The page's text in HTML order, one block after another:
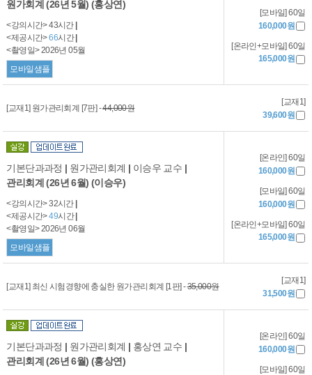
원가회계 (26년 5월) (홍상연)
<강의시간> 43시간
<제공시간>66시간
<촬영일> 2026년 05월
모바일샘플
[모바일] 60일
160,000원
[온라인+모바일] 60일
165,000원
[교재1] 원가관리회계 [7판] -44,000원
[교재1]
39,600원
기본단과과정 | 원가관리회계 | 이승우 교수 |
관리회계 (26년 6월) (이승우)
<강의시간> 32시간
<제공시간>49시간
<촬영일> 2026년 06월
모바일샘플
[온라인] 60일
160,000원
[모바일] 60일
160,000원
[온라인+모바일] 60일
165,000원
[교재1] 최신 시험경향에 충실한 원가관리회계 [1판] -35,000원
[교재1]
31,500원
기본단과과정 | 원가관리회계 | 홍상연 교수 |
관리회계 (26년 6월) (홍상연)
[온라인] 60일
160,000원
[모바일] 60일